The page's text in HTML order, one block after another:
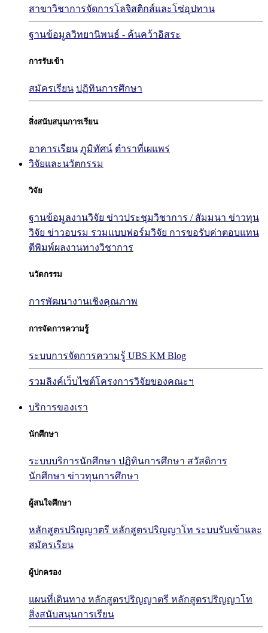
สาขาวิชาการจัดการโลจิสติกส์และโซ่อุปทาน
ฐานข้อมูลวิทยานิพนธ์ - ค้นคว้าอิสระ
การรับเข้า
สมัครเรียน ปฏิทินการศึกษา
สิ่งสนับสนุนการเรียน
อาคารเรียน ภูมิทัศน์ ตำราที่เผแพร่
วิจัยและนวัตกรรม
วิจัย
ฐานข้อมูลงานวิจัย ข่าวประชุมวิชาการ / สัมมนา ข่าวทุน
วิจัย ข่าวอบรม รวมแบบฟอร์มวิจัย การขอรับค่าตอบแทน
ตีพิมพ์ผลงานทางวิชาการ
นวัตกรรม
การพัฒนางานเชิงคุณภาพ
การจัดการความรู้
ระบบการจัดการความรู้ UBS KM Blog
รวมลิงค์เว็บไซต์โครงการวิจัยของคณะฯ
บริการของเรา
นักศึกษา
ระบบบริการนักศึกษา ปฏิทินการศึกษา สวัสดิการ
นักศึกษา ข่าวทุนการศึกษา
ผู้สนใจศึกษา
หลักสูตรปริญญาตรี หลักสูตรปริญญาโท ระบบรับเข้าและ
สมัครเรียน
ผู้ปกครอง
แผนที่เดินทาง หลักสูตรปริญญาตรี หลักสูตรปริญญาโท
สิ่งสนับสนุนการเรียน